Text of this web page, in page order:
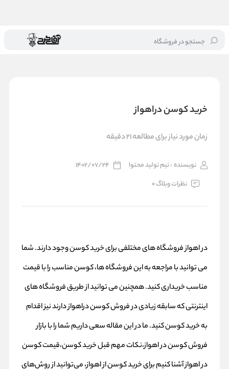
جستجو در فروشگاه خانه / بلاگ/ خرید کوسن دراهواز
خرید کوسن دراهواز
زمان مورد نیاز برای مطالعه 21 دقیقه
نویسنده : تیم تولید محتوا
1402/07/24
نظرات وبلاگ 0
در اهواز فروشگاه های مختلفی برای خریدکوسنوجود دارند. شما
می توانید با مراجعه به این فروشگاه ها، کوسن مناسب را با قیمت
مناسب خریداری کنید. همچنین می توانید از طریق فروشگاه های
اینترنتی که سابقه زیادی در فروش کوسن دراهواز دارند نیز اقدام
به خرید کوسن کنید. ما در این مقاله سعی داریم شما را با بازار
فروش کوسن در اهواز،نکات مهم قبل خرید کوسن،قیمت کوسن
در اهواز آشنا کنیم برای خرید کوسن از اهواز، می‌توانید از روش‌های